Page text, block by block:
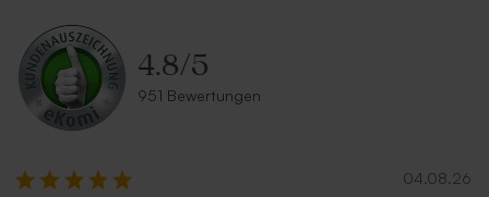
Rostbrauner Umschlag mit
spitzer Klappe
'Gold'
4.8/5
951 Bewertungen
04.08.26